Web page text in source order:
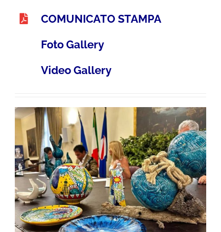
COMUNICATO STAMPA
Foto Gallery
Video Gallery